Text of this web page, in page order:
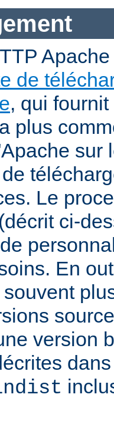
de
, qui
plus
sur
Le
ci-
En
version